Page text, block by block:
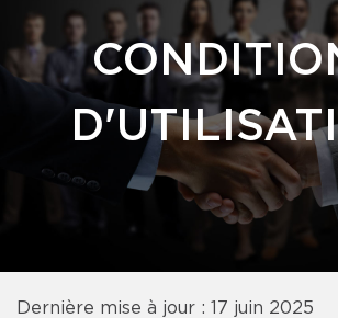
Dernière mise à jour : 17 juin 2025